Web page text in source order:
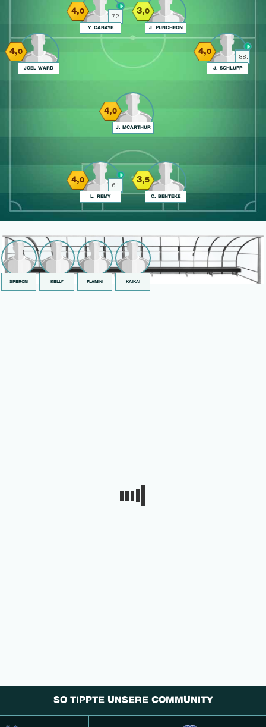
72.
4,0
Y. CABAYE
3,0
J. PUNCHEON
4,0
JOEL WARD
88.
4,0
J. SCHLUPP
4,0
J. MCARTHUR
61.
4,0
L. RÉMY
3,5
C. BENTEKE
SPERONI KELLY FLAMINI KAIKAI
SO TIPPTE UNSERE COMMUNITY